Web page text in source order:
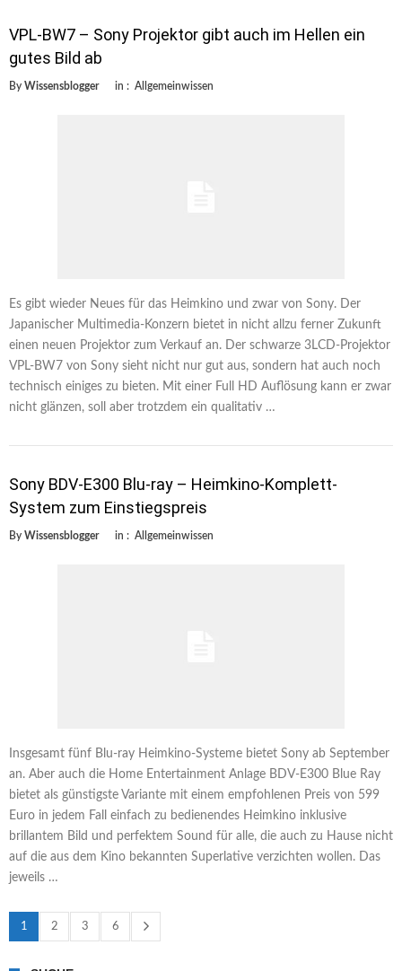
VPL-BW7 – Sony Projektor gibt auch im Hellen ein
gutes Bild ab
By Wissensblogger in : Allgemeinwissen
Es gibt wieder Neues für das Heimkino und zwar von Sony. Der
Japanischer Multimedia-Konzern bietet in nicht allzu ferner Zukunft
einen neuen Projektor zum Verkauf an. Der schwarze 3LCD-Projektor
VPL-BW7 von Sony sieht nicht nur gut aus, sondern hat auch noch
technisch einiges zu bieten. Mit einer Full HD Auflösung kann er zwar
nicht glänzen, soll aber trotzdem ein qualitativ …
Sony BDV-E300 Blu-ray – Heimkino-Komplett-
System zum Einstiegspreis
By Wissensblogger in : Allgemeinwissen
Insgesamt fünf Blu-ray Heimkino-Systeme bietet Sony ab September
an. Aber auch die Home Entertainment Anlage BDV-E300 Blue Ray
bietet als günstigste Variante mit einem empfohlenen Preis von 599
Euro in jedem Fall einfach zu bedienendes Heimkino inklusive
brillantem Bild und perfektem Sound für alle, die auch zu Hause nicht
auf die aus dem Kino bekannten Superlative verzichten wollen. Das
jeweils …
1 2 3 6